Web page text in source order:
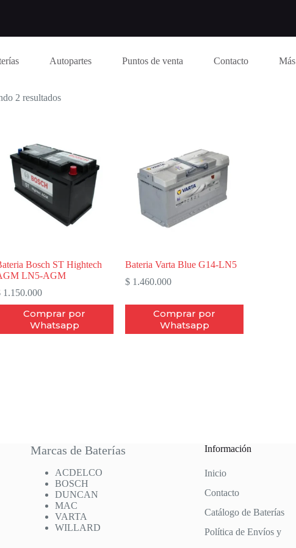
Autopartes Puntos de venta Contacto Más
2 resultados
Bosch ST Hightech
LN5-AGM
1.150.000
Comprar por
Whatsapp
Bateria Varta Blue G14-LN5
$ 1.460.000
Comprar por
Whatsapp
Marcas de Baterías
ACDELCO
BOSCH
DUNCAN
MAC
VARTA
WILLARD
Información
Inicio
Contacto
Catálogo de Baterías
Política de Envíos y